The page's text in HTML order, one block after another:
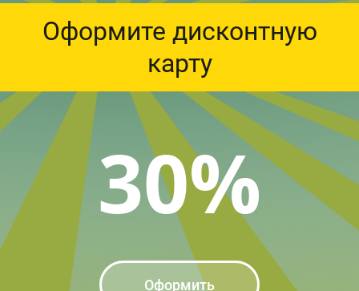
30%
Оформите дисконтную
карту
Оформить